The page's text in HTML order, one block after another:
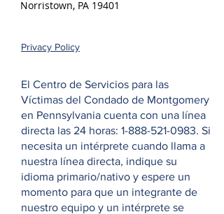
Norristown, PA 19401
Privacy Policy
El Centro de Servicios para las
Víctimas del Condado de Montgomery
en Pennsylvania cuenta con una línea
directa las 24 horas: 1-888-521-0983. Si
necesita un intérprete cuando llama a
nuestra línea directa, indique su
idioma primario/nativo y espere un
momento para que un integrante de
nuestro equipo y un intérprete se